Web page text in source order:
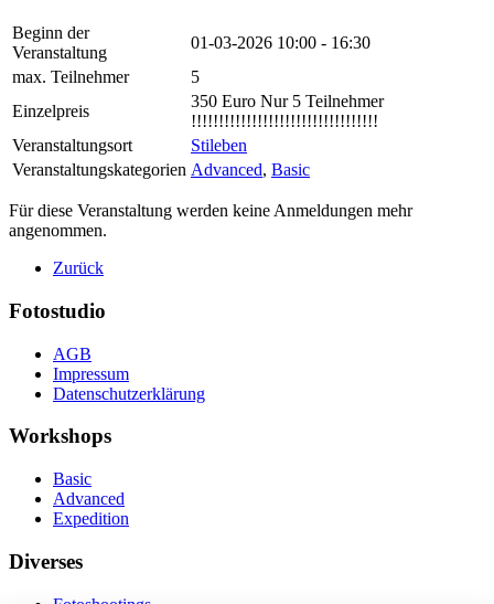
Beginn der
Veranstaltung
01-03-2026 10:00 - 16:30
max. Teilnehmer
5
Einzelpreis
350 Euro Nur 5 Teilnehmer
!!!!!!!!!!!!!!!!!!!!!!!!!!!!!!!!!!
Veranstaltungsort
Stileben
Veranstaltungskategorien Advanced, Basic
Für diese Veranstaltung werden keine Anmeldungen mehr
angenommen.
Zurück
Fotostudio
AGB
Impressum
Datenschutzerklärung
Workshops
Basic
Advanced
Expedition
Diverses